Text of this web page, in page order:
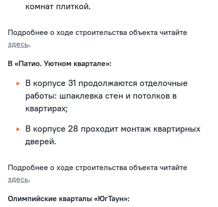
комнат плиткой.
Подробнее о ходе строительства объекта читайте
здесь.
В «Патио. Уютном квартале»:
В корпусе 31 продолжаются отделочные
работы: шпаклевка стен и потолков в
квартирах;
В корпусе 28 проходит монтаж квартирных
дверей.
Подробнее о ходе строительства объекта читайте
здесь.
Олимпийские кварталы «ЮгТаун»: